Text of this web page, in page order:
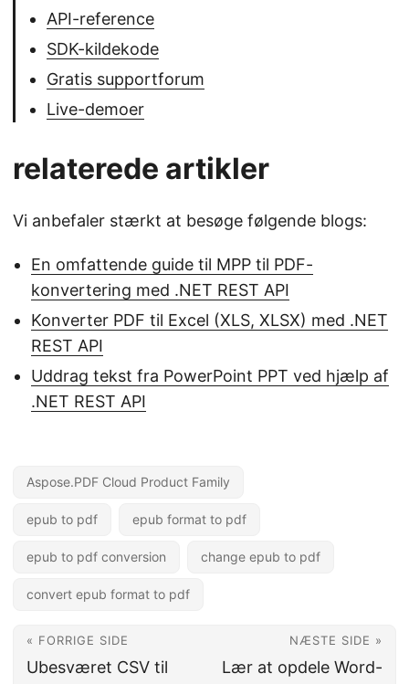
API-reference
SDK-kildekode
Gratis supportforum
Live-demoer
relaterede artikler
Vi anbefaler stærkt at besøge følgende blogs:
En omfattende guide til MPP til PDF-
konvertering med .NET REST API
Konverter PDF til Excel (XLS, XLSX) med .NET
REST API
Uddrag tekst fra PowerPoint PPT ved hjælp af
.NET REST API
Aspose.PDF Cloud Product Family
epub to pdf epub format to pdf
epub to pdf conversion change epub to pdf
convert epub format to pdf
« FORRIGE SIDE
Ubesværet CSV til
NÆSTE SIDE »
Lær at opdele Word-